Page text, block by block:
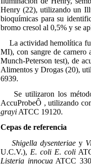
Henry (22), utilizando un
bioquímicas para su
bromo cresol al 0,5% y se
La actividad hemolítica
MI), con sangre de carnero
Munch-Peterson test), de
Alimentos y Drogas (20),
6939.
Se utilizaron los
AccuProbeÔ , utilizando
grayi ATCC 19120.
Cepas de referencia
Shigella dysenteriae y
U.C.V.), E. coli E. coli
Listeria innocua ATCC